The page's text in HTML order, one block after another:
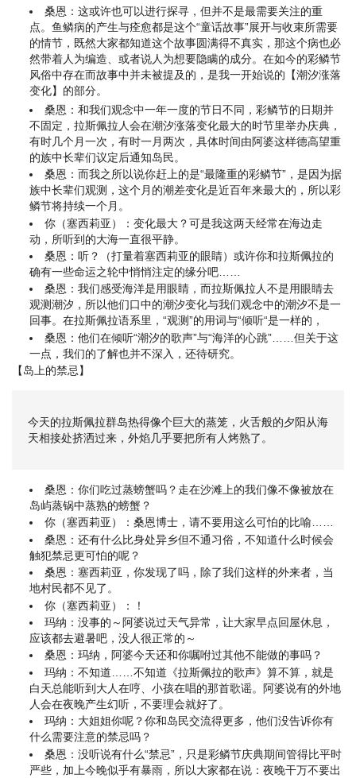
桑恩：这或许也可以进行探寻，但并不是最需要关注的重
点。鱼鳞病的产生与痊愈都是这个“童话故事”展开与收束所需要
的情节，既然大家都知道这个故事圆满得不真实，那这个病也必
然带着人为编造、或者说人为想要隐瞒的成分。在如今的彩鳞节
风俗中存在而故事中并未被提及的，是我一开始说的【潮汐涨落
变化】的部分。
桑恩：和我们观念中一年一度的节日不同，彩鳞节的日期并
不固定，拉斯佩拉人会在潮汐涨落变化最大的时节里举办庆典，
有时几个月一次，有时一月两次，具体时间由阿婆这样德高望重
的族中长辈们议定后通知岛民。
桑恩：而我之所以说你赶上的是“最隆重的彩鳞节”，是因为据
族中长辈们观测，这个月的潮差变化是近百年来最大的，所以彩
鳞节将持续一个月。
你（塞西莉亚）：变化最大？可是我这两天经常在海边走
动，所听到的大海一直很平静。
桑恩：听？（打量着塞西莉亚的眼睛）或许你和拉斯佩拉的
确有一些命运之轮中悄悄注定的缘分吧……
桑恩：我们感受海洋是用眼睛，而拉斯佩拉人不是用眼睛去
观测潮汐，所以他们口中的潮汐变化与我们观念中的潮汐不是一
回事。在拉斯佩拉语系里，“观测”的用词与“倾听“是一样的，
桑恩：他们在倾听“潮汐的歌声”与“海洋的心跳”……但关于这
一点，我们的了解也并不深入，还待研究。
【岛上的禁忌】
今天的拉斯佩拉群岛热得像个巨大的蒸笼，火舌般的夕阳从海
天相接处挤洒过来，外焰几乎要把所有人烤熟了。
桑恩：你们吃过蒸螃蟹吗？走在沙滩上的我们像不像被放在
岛屿蒸锅中蒸熟的螃蟹？
你（塞西莉亚）：桑恩博士，请不要用这么可怕的比喻……
桑恩：还有什么比身处异乡但不通习俗，不知道什么时候会
触犯禁忌更可怕的呢？
桑恩：塞西莉亚，你发现了吗，除了我们这样的外来者，当
地村民都不见了。
你（塞西莉亚）：！
玛纳：没事的～阿婆说过天气异常，让大家早点回屋休息，
应该都去避暑吧，没人很正常的～
桑恩：玛纳，阿婆今天还和你嘱咐过其他不能做的事吗？
玛纳：不知道……不知道《拉斯佩拉的歌声》算不算，就是
白天总能听到大人在哼、小孩在唱的那首歌谣。阿婆说有的外地
人会在夜晚产生幻听，不要理会就好了。
玛纳：大姐姐你呢？你和岛民交流得更多，他们没告诉你有
什么需要注意的禁忌吗？
桑恩：没听说有什么“禁忌”，只是彩鳞节庆典期间管得比平时
严些，加上今晚似乎有暴雨，所以大家都在说：夜晚干万不要出